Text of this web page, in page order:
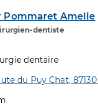
Pommaret Amelie
dentiste de
dentaire
du Puy Chat,